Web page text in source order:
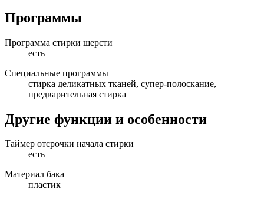
Программы
Программа стирки шерсти
есть
Специальные программы
стирка деликатных тканей, супер-полоскание,
предварительная стирка
Другие функции и особенности
Таймер отсрочки начала стирки
есть
Материал бака
пластик